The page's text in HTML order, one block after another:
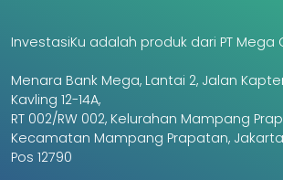
InvestasiKu adalah produk dari PT Mega
Menara Bank Mega, Lantai 2, Jalan
Kavling 12-14A,
RT 002/RW 002, Kelurahan Mampang
Kecamatan Mampang Prapatan,
Pos 12790